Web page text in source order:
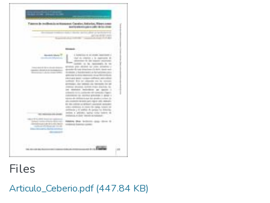
Files
Articulo_Ceberio.pdf(447.84 KB)